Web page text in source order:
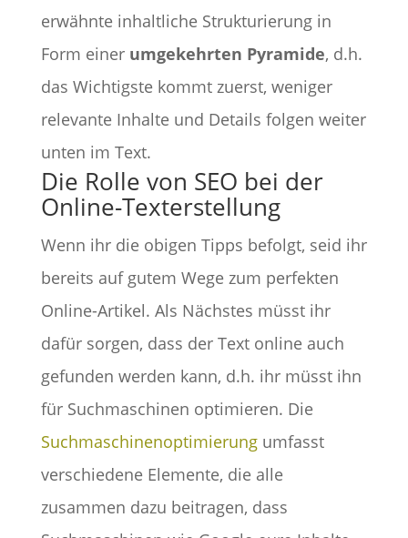
erwähnte inhaltliche Strukturierung in
Form einer umgekehrten Pyramide, d.h.
das Wichtigste kommt zuerst, weniger
relevante Inhalte und Details folgen weiter
unten im Text.
Die Rolle von SEO bei der
Online-Texterstellung
Wenn ihr die obigen Tipps befolgt, seid ihr
bereits auf gutem Wege zum perfekten
Online-Artikel. Als Nächstes müsst ihr
dafür sorgen, dass der Text online auch
gefunden werden kann, d.h. ihr müsst ihn
für Suchmaschinen optimieren. Die
Suchmaschinenoptimierungumfasst
verschiedene Elemente, die alle
zusammen dazu beitragen, dass